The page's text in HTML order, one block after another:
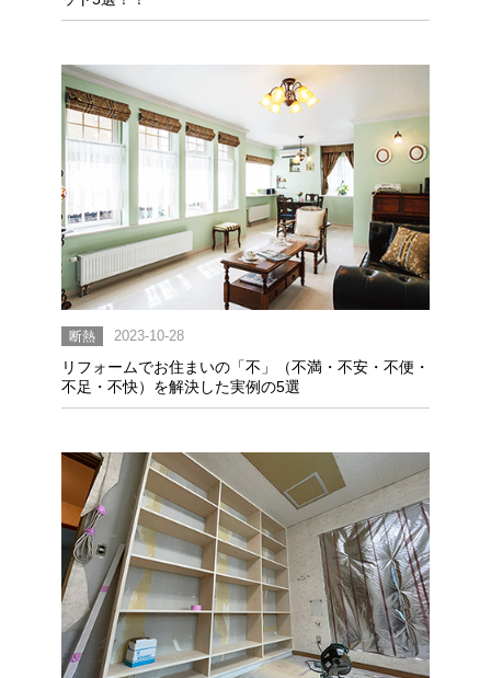
断熱 2023-10-28
リフォームでお住まいの「不」（不満・不安・不便・
不足・不快）を解決した実例の5選